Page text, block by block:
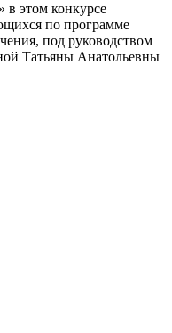
этом конкурсе
по программе
под руководством
Татьяны Анатольевны